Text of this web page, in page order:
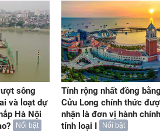
sông
và loạt dự
Hà Nội
Nổi bật
Tỉnh rộng nhất đồng
Cửu Long chính thức
nhận là đơn vị hành
tỉnh loại I
Nổi bật